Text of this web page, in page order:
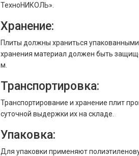
ТехноНИКОЛЬ».
Хранение:
Плиты должны храниться
хранения материал должен быть
м.
Транспортировка:
Транспортирование и хранение плит
суточной выдержки их на складе.
Упаковка:
Для упаковки применяют